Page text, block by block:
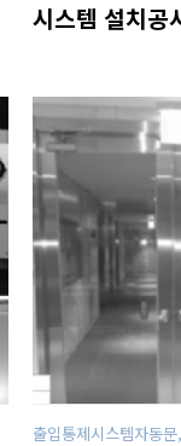
시스템 설치공
출입통제시스템자동